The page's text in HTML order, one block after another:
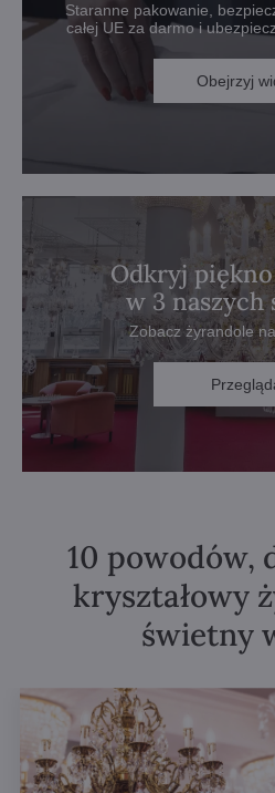
Staranne pakowanie,
całej UE za darmo i
Obejrzyj
Odkryj
w 3 naszych
Zobacz żyrandole
10 powodów,
kryształowy
świetny